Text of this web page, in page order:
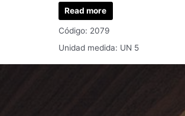
Read more
Código: 2079
Unidad medida: UN 5